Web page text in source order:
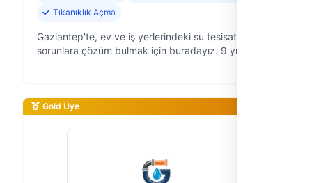
Tıkanıklık Açma
Gaziantep'te, ev ve iş yerlerindeki su tesisatıyla ilgili
sorunlara çözüm bulmak için buradayız. 9 yıldır
Gold Üye